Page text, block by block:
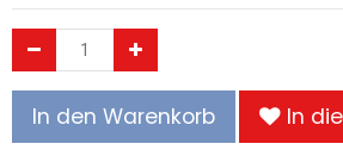
In den Warenkorb In